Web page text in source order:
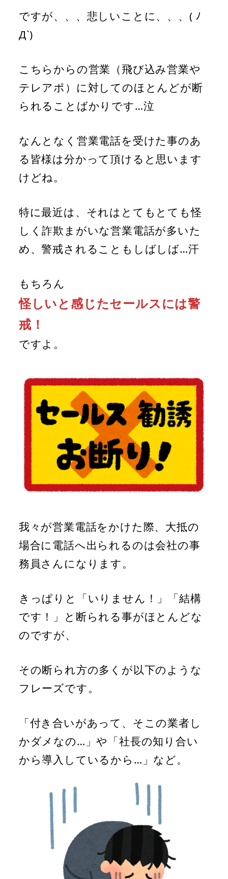
ですが、、、悲しいことに、、、( ﾉ
Д`)
こちらからの営業（飛び込み営業や
テレアポ）に対してのほとんどが断
られることばかりです…泣
なんとなく営業電話を受けた事のあ
る皆様は分かって頂けると思います
けどね。
特に最近は、それはとてもとても怪
しく詐欺まがいな営業電話が多いた
め、警戒されることもしばしば…汗
もちろん
怪しいと感じたセールスには警
戒！
ですよ。
我々が営業電話をかけた際、大抵の
場合に電話へ出られるのは会社の事
務員さんになります。
きっぱりと「いりません！」「結構
です！」と断られる事がほとんどな
のですが、
その断られ方の多くが以下のような
フレーズです。
「付き合いがあって、そこの業者し
かダメなの…」や「社長の知り合い
から導入しているから…」など。